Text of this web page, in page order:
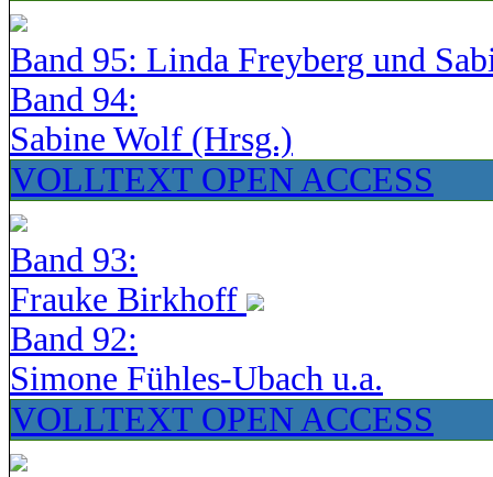
Band 95: Linda Freyberg und
Band 94:
Sabine Wolf (Hrsg.)
VOLLTEXT OPEN ACCESS
Band 93:
Frauke Birkhoff
Band 92:
Simone Fühles-Ubach u.a.
VOLLTEXT OPEN ACCESS